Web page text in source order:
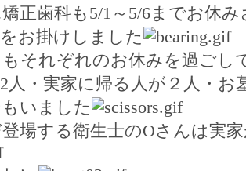
正歯科も5/1～5/6までお休
をお掛けしました
それぞれのお休みを過ごし
人・実家に帰る人が２人・お
いました
場する衛生士のOさんは実